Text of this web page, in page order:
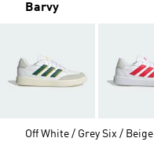
Barvy
Off White / Grey Six / Beige